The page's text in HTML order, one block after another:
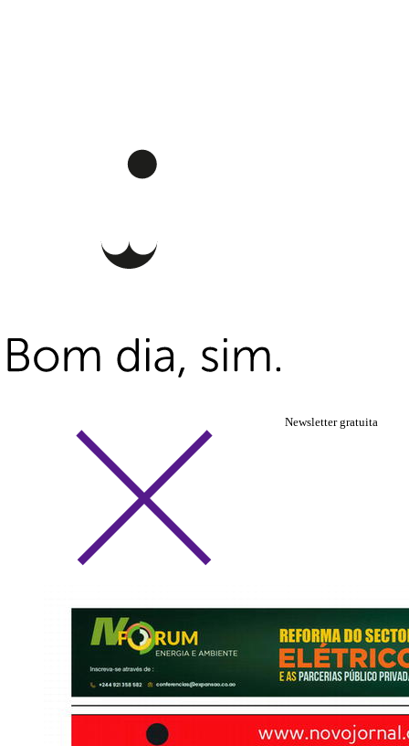
Newsletter gratuita